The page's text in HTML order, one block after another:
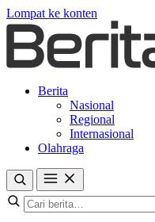
Lompat ke konten
Berita
Nasional
Regional
Internasional
Olahraga